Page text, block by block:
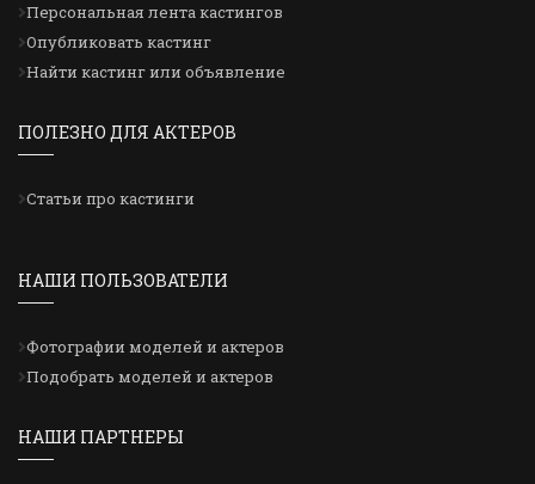
Персональная лента кастингов
Опубликовать кастинг
Найти кастинг или объявление
ПОЛЕЗНО ДЛЯ АКТЕРОВ
Статьи про кастинги
НАШИ ПОЛЬЗОВАТЕЛИ
Фотографии моделей и актеров
Подобрать моделей и актеров
НАШИ ПАРТНЕРЫ